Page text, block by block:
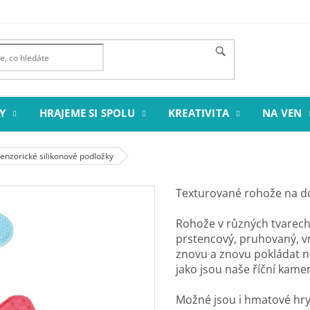
HRAJEME SI SPOLU KREATIVITA NA VEN
silikonové podložky
Texturované rohože na
Rohože v různých
prstencový, pruhovaný,
znovu a znovu pokládat
jako jsou naše říční
Možné jsou i hmatové